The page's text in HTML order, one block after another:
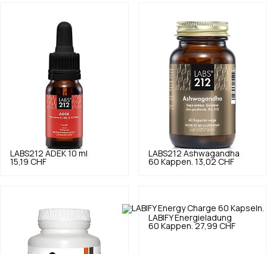
LABS212 ADEK 10 ml
15,19 CHF
LABS212 Ashwagandha
60 Kappen. 13,02 CHF
LABIFY Energieladung
60 Kappen. 27,99 CHF